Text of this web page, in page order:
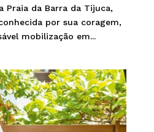
Praia da Barra da Tijuca,
por sua coragem,
mobilização em...